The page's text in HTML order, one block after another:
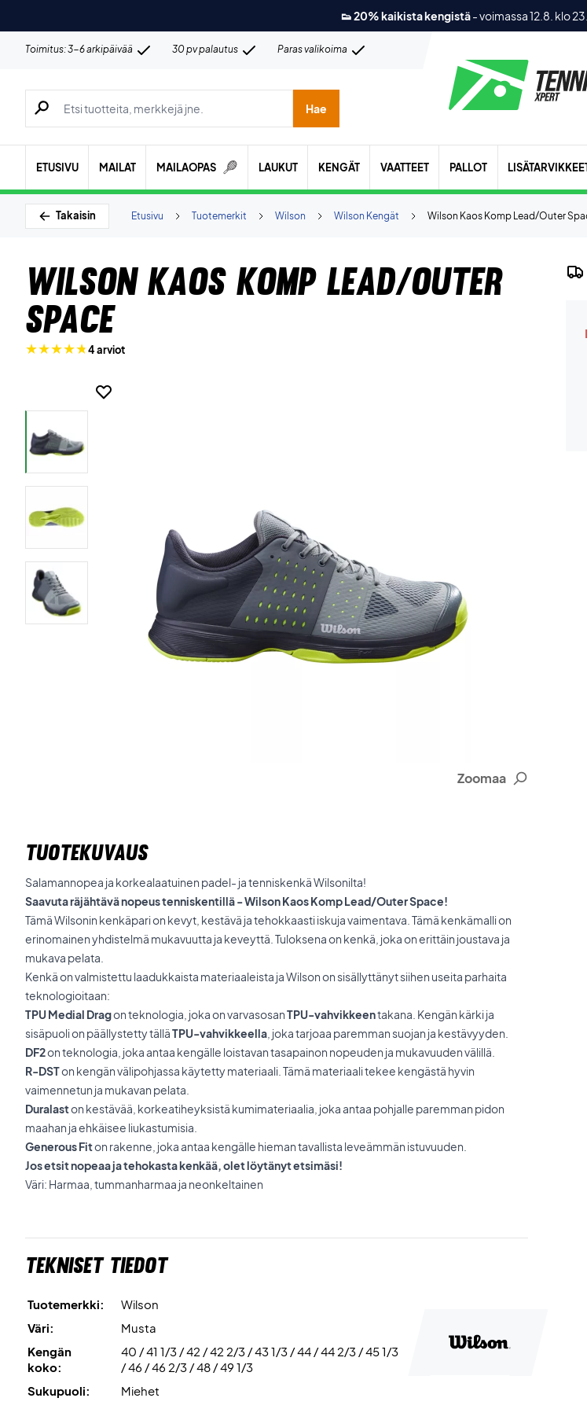
👟 20% kaikista kengistä-voimassa 12.8. klo
Toimitus: 3-6 arkipäivää 30 pv palautus Paras valikoima
Hae tuotteita, merkkejä jne.
Hae
ETUSIVU MAILAT MAILAOPAS LAUKUT KENGÄT VAATTEET PALLOT
Takaisin Wilson Kaos Komp Lead/Outer
Wilson Kengät
Wilson
Tuotemerkit
Etusivu
Wilson Kaos Komp Lead/Outer
Space
4 arviot
Zoomaa
TUOTEKUVAUS
Salamannopea ja korkealaatuinen padel- ja tenniskenkä Wilsonilta!
Saavuta räjähtävä nopeus tenniskentillä - Wilson Kaos Komp Lead/Outer Space!
Tämä Wilsonin kenkäpari on kevyt, kestävä ja tehokkaasti iskuja vaimentava. Tämä kenkämalli on
erinomainen yhdistelmä mukavuutta ja keveyttä. Tuloksena on kenkä, joka on erittäin joustava ja
mukava pelata.
Kenkä on valmistettu laadukkaista materiaaleista ja Wilson on sisällyttänyt siihen useita parhaita
teknologioitaan:
TPU Medial Dragon teknologia, joka on varvasosanTPU-vahvikkeentakana. Kengän kärki ja
sisäpuoli on päällystetty tälläTPU-vahvikkeella , joka tarjoaa paremman suojan ja kestävyyden.
DF2on teknologia, joka antaa kengälle loistavan tasapainon nopeuden ja mukavuuden välillä.
R-DSTon kengän välipohjassa käytetty materiaali. Tämä materiaali tekee kengästä hyvin
vaimennetun ja mukavan pelata.
Duralaston kestävää, korkeatiheyksistä kumimateriaalia, joka antaa pohjalle paremman pidon
maahan ja ehkäisee liukastumisia.
Generous Fiton rakenne, joka antaa kengälle hieman tavallista leveämmän istuvuuden.
Jos etsit nopeaa ja tehokasta kenkää, olet löytänyt etsimäsi!
Väri: Harmaa, tummanharmaa ja neonkeltainen
Tekniset tiedot
Tuotemerkki:
Wilson
Väri:
Musta
Kengän
koko:
40 / 41 1/3 / 42 / 42 2/3 / 43 1/3 / 44 / 44 2/3 / 45 1/3
/ 46 / 46 2/3 / 48 / 49 1/3
Sukupuoli:
Miehet